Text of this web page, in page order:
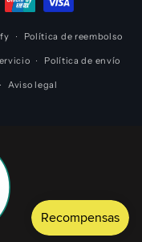
Política de reembolso
Política de envío
Aviso legal